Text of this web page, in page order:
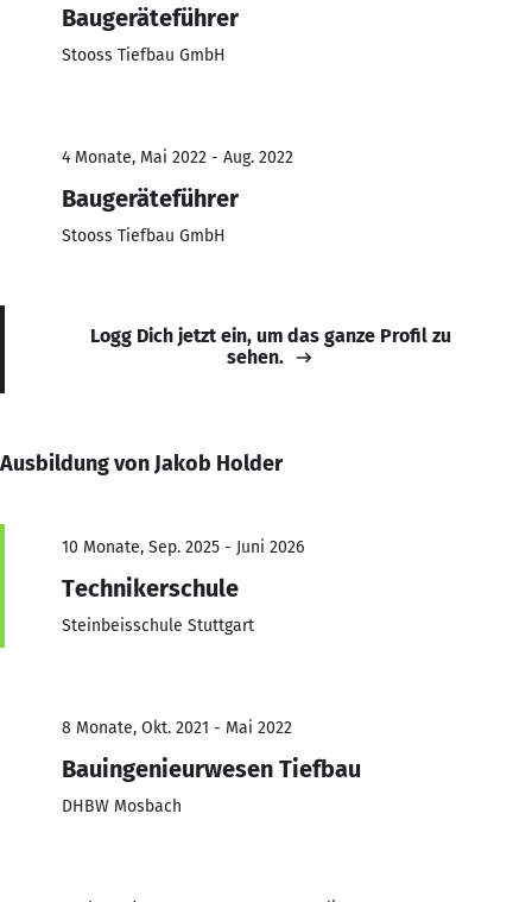
Baugeräteführer
Stooss Tiefbau GmbH
4 Monate, Mai 2022 - Aug. 2022
Baugeräteführer
Stooss Tiefbau GmbH
Logg Dich jetzt ein, um das ganze Profil zu
sehen.
Ausbildung von Jakob Holder
10 Monate, Sep. 2025 - Juni 2026
Technikerschule
Steinbeisschule Stuttgart
8 Monate, Okt. 2021 - Mai 2022
Bauingenieurwesen Tiefbau
DHBW Mosbach